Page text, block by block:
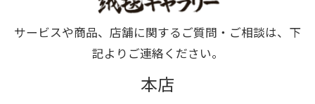
サービスや商品、店舗に関するご質問・ご相談は、下
記よりご連絡ください。
本店